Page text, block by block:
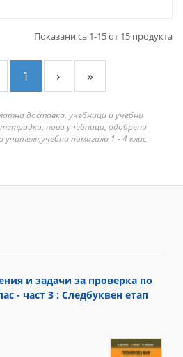
Показани са 1-15 от 15 продукта
1 › »
доставка, учебници и учебни
нови учебници, одобрени
помагала 1 - 4 клас
и задачи за проверка по
- част 3 : Следбуквен етап